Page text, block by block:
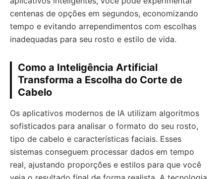
centenas de opções em segundos, economizando
tempo e evitando arrependimentos com escolhas
inadequadas para seu rosto e estilo de vida.
Como a Inteligência Artificial
Transforma a Escolha do Corte de
Cabelo
Os aplicativos modernos de IA utilizam algoritmos
sofisticados para analisar o formato do seu rosto,
tipo de cabelo e características faciais. Esses
sistemas conseguem processar dados em tempo
real, ajustando proporções e estilos para que você